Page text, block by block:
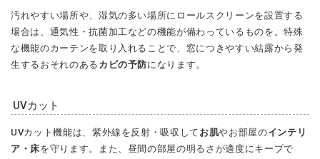
汚れやすい場所や、湿気の多い場所にロールスクリーンを設置する
場合は、通気性・抗菌加工などの機能が備わっているものを。特殊
な機能のカーテンを取り入れることで、窓につきやすい結露から発
生するおそれのある カビの予防になります。
UVカット
UVカット機能は、紫外線を反射・吸収して お肌やお部屋のインテリ
ア・床を守ります。また、昼間の部屋の明るさが適度にキープで